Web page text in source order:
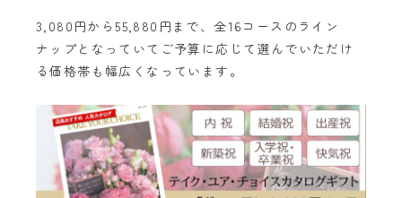
3,080円から55,880円まで、全16コースのライン
ナップとなっていてご予算に応じて選んでいただけ
る価格帯も幅広くなっています。